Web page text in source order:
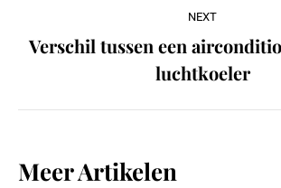
NEXT
Next
post:
Verschil tussen een
luchtkoeler
Meer Artikelen